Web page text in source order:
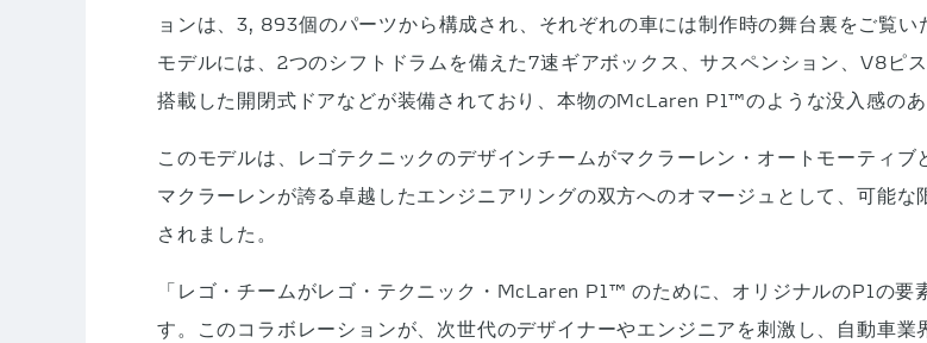
ョンは、3, 893個のパーツから構成され、それぞれの車には制作時の舞台裏をご覧
モデルには、2つのシフトドラムを備えた7速ギアボックス、サスペンション、V8ピ
搭載した開閉式ドアなどが装備されており、本物のMcLaren P1™のような没入感の
このモデルは、レゴテクニックのデザインチームがマクラーレン・オートモーティ
マクラーレンが誇る卓越したエンジニアリングの双方へのオマージュとして、可能
されました。
「レゴ・チームがレゴ・テクニック・McLaren P1™ のために、オリジナルのP1の
す。このコラボレーションが、次世代のデザイナーやエンジニアを刺激し、自動車